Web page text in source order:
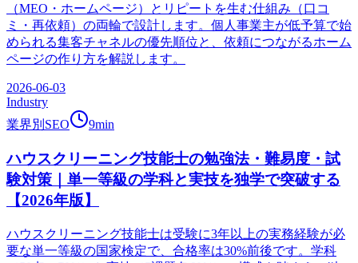
（MEO・ホームページ）とリピートを生む仕組み（口コ
ミ・再依頼）の両輪で設計します。個人事業主が低予算で始
められる集客チャネルの優先順位と、依頼につながるホーム
ページの作り方を解説します。
2026-06-03
Industry
業界別SEO
9min
ハウスクリーニング技能士の勉強法・難易度・試
験対策｜単一等級の学科と実技を独学で突破する
【2026年版】
ハウスクリーニング技能士は受験に3年以上の実務経験が必
要な単一等級の国家検定で、合格率は30%前後です。学科